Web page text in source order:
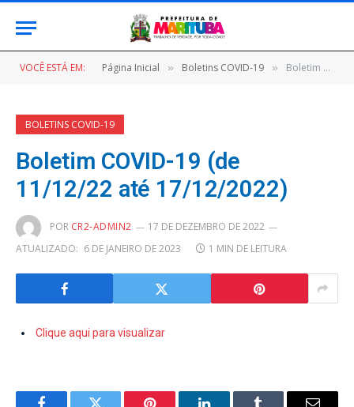
VOCÊ ESTÁ EM: Página Inicial » Boletins COVID-19 » Boletim COVID-19 (de 11/12/22 até 17/12/2022)
BOLETINS COVID-19
Boletim COVID-19 (de
11/12/22 até 17/12/2022)
POR CR2-ADMIN2
17 DE DEZEMBRO DE 2022
ATUALIZADO: 6 DE JANEIRO DE 2023 1 MIN DE LEITURA
Clique aqui para visualizar